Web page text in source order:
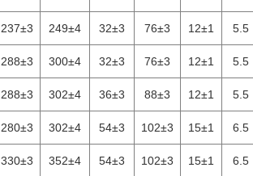
237±3 249±4 32±3 76±3 12±1 5.5
288±3 300±4 32±3 76±3 12±1 5.5
288±3 302±4 36±3 88±3 12±1 5.5
280±3 302±4 54±3 102±3 15±1 6.5
330±3 352±4 54±3 102±3 15±1 6.5